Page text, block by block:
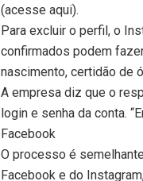
(acesse aqui).
Para excluir o perfil, o
confirmados podem
nascimento, certidão de
A empresa diz que o
login e senha da conta.
Facebook
O processo é
Facebook e do